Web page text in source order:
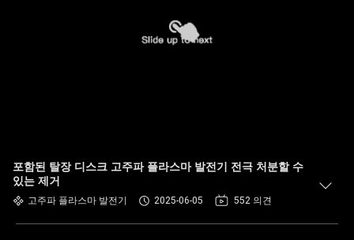
포함된 탈장 디스크 고주파 플라스마 발전기 전극 처분할 수
있는 제거
고주파 플라스마 발전기 2025-06-05 552 의견